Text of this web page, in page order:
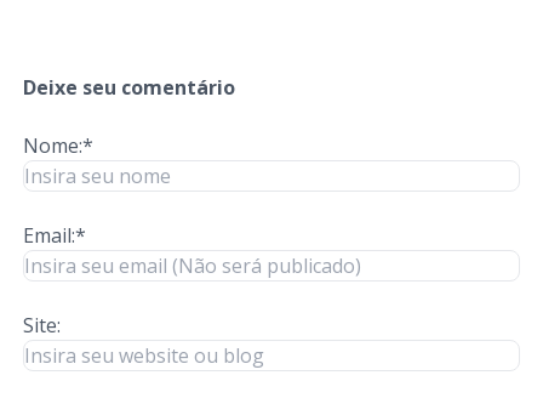
Deixe seu comentário
Nome:*
Email:*
Site: